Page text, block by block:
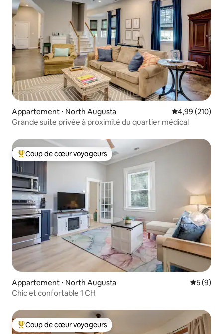
Appartement ⋅ North Augusta Évaluation
4,99 (210)
Grande suite privée à proximité du quartier médical
Coups de cœur voyageurs les plus appréciés
Coup de cœur voyageurs
Appartement ⋅ North Augusta
5 (9)
Chic et confortable 1 CH
Coups de cœur voyageurs les plus appréciés
Coup de cœur voyageurs